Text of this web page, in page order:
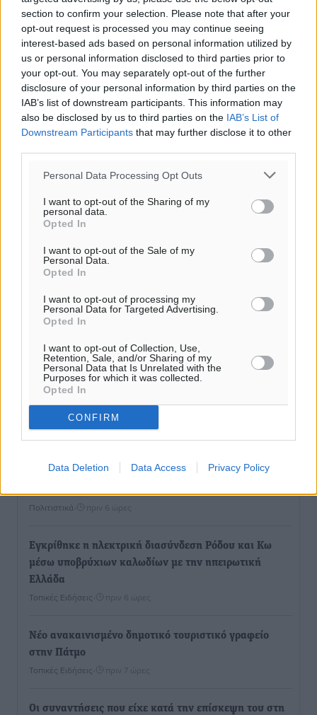
section to confirm your selection. Please note that after your
opt-out request is processed you may continue seeing
interest-based ads based on personal information utilized by
us or personal information disclosed to third parties prior to
your opt-out. You may separately opt-out of the further
disclosure of your personal information by third parties on the
IAB’s list of downstream participants. This information may
also be disclosed by us to third parties on the IAB’s List of
Downstream Participants that may further disclose it to other
Personal Data Processing Opt Outs
I want to opt-out of the Sharing of my
personal data.
Opted In
I want to opt-out of the Sale of my
Personal Data.
Opted In
I want to opt-out of processing my
Personal Data for Targeted Advertising.
Opted In
I want to opt-out of Collection, Use,
Retention, Sale, and/or Sharing of my
Personal Data that Is Unrelated with the
Purposes for which it was collected.
Opted In
CONFIRM
Data Deletion Data Access Privacy Policy
Ροή ειδήσεων
θαλάσσια περιοχή Κάσου και Καρπάθου
Παρουσίαση βιβλίου του Α. Χατζημιχαήλ – Τιμητική
Πολιτιστικά πριν 6 ώρες
Εγκρίθηκε η ηλεκτρική διασύνδεση Ρόδου και Κω
μέσω υποβρύχιων καλωδίων με την ηπειρωτική
Ελλάδα
Τοπικές Ειδήσεις πριν 6 ώρες
Νέο ανακαινισμένο δημοτικό τουριστικό γραφείο
στην Πάτμο
Τοπικές Ειδήσεις πριν 7 ώρες
Οι συναντήσεις που είχε κατά την επίσκεψη του στη